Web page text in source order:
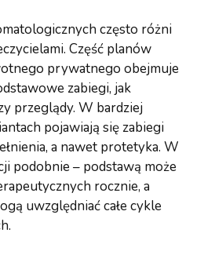
często różni
Część planów
prywatnego obejmuje
zabiegi, jak
przeglądy. W bardziej
pojawiają się zabiegi
a nawet protetyka. W
podobnie – podstawą może
rocznie, a
uwzględniać całe cykle